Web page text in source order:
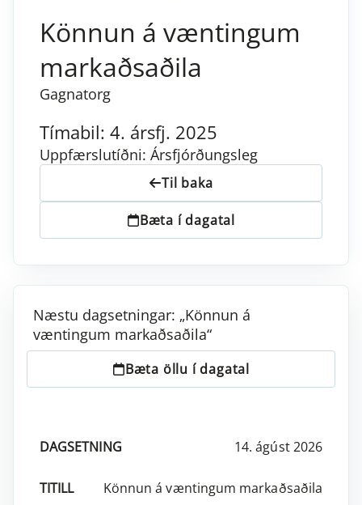
Könnun á væntingum
markaðsaðila
Gagnatorg
Tímabil: 4. ársfj. 2025
Uppfærslutíðni: Ársfjórðungsleg
Til baka
Bæta í dagatal
Næstu dagsetningar: „Könnun á
væntingum markaðsaðila“
Bæta öllu í dagatal
DAGSETNING
AÐGERÐIR
14. ágúst 2026
Könnun á væntingum markaðsaðila